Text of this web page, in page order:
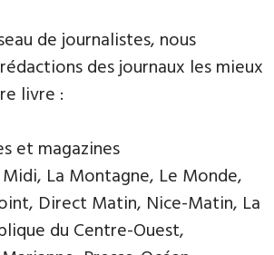
de journalistes, nous
des journaux les mieux
livre :
et magazines
La Montagne, Le Monde,
Direct Matin, Nice-Matin, La
du Centre-Ouest,